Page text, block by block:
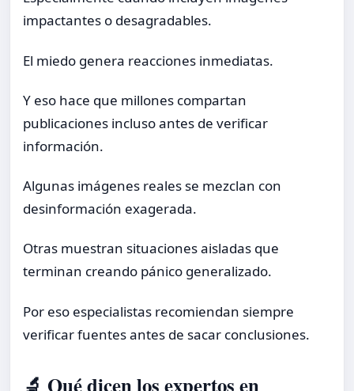
impactantes o desagradables.
El miedo genera reacciones inmediatas.
Y eso hace que millones compartan
publicaciones incluso antes de verificar
información.
Algunas imágenes reales se mezclan con
desinformación exagerada.
Otras muestran situaciones aisladas que
terminan creando pánico generalizado.
Por eso especialistas recomiendan siempre
verificar fuentes antes de sacar conclusiones.
🔬 Qué dicen los expertos en